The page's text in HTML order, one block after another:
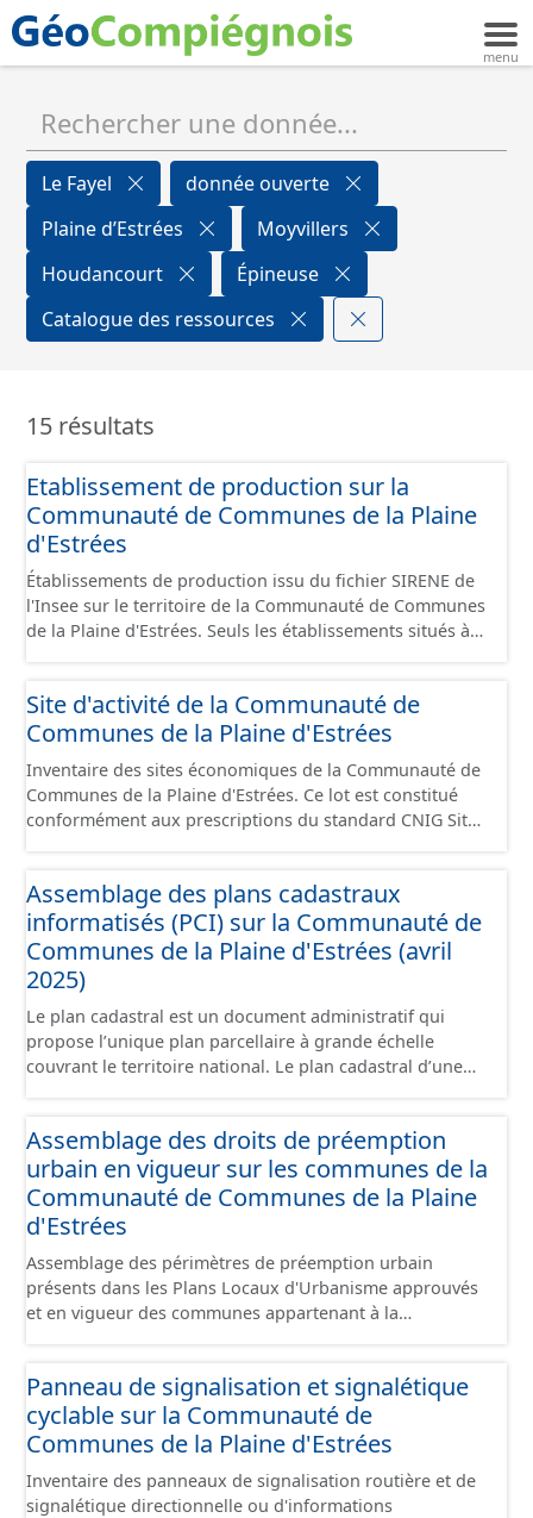
Le Fayel
donnée ouverte
Plaine d’Estrées
Moyvillers
Houdancourt
Épineuse
Catalogue des ressources
15 résultats
Etablissement de production sur la
Communauté de Communes de la Plaine
d'Estrées
Établissements de production issu du fichier SIRENE de
l'Insee sur le territoire de la Communauté de Communes
de la Plaine d'Estrées. Seuls les établissements situés à
conformément aux prescriptions du standard CNIG Sites
Économiques. Ce lot ne contient pas la référence aux
delà des prescriptions du CNIG se limitant aux SCI.
Site d'activité de la Communauté de
Communes de la Plaine d'Estrées
Inventaire des sites économiques de la Communauté de
Communes de la Plaine d'Estrées. Ce lot est constitué
conformément aux prescriptions du standard CNIG Sites
Assemblage des plans cadastraux
informatisés (PCI) sur la Communauté de
Communes de la Plaine d'Estrées (avril
2025)
Le plan cadastral est un document administratif qui
propose l’unique plan parcellaire à grande échelle
couvrant le territoire national. Le plan cadastral d’une
communément appelées « feuilles de plan ». La parcelle
est l’unité cadastrale de base. C’est un terrain d’un seul
tenant situé dans un même lieudit et appartenant à un
même propriétaire. Le plan cadastral au format vecteur
est issu majoritairement de numérisation du plan
cadastral papier ou raster réalisée dans le cadre de
conventions avec les collectivités territoriales. Les plans
cadastraux au format vecteur en France métropolitaine
données des feuilles de plan à la commune, elles même
regroupées à l'échelle de la Communauté de Communes
de la Plaine d'Estrées.
Assemblage des droits de préemption
urbain en vigueur sur les communes de la
Communauté de Communes de la Plaine
d'Estrées
Assemblage des périmètres de préemption urbain
présents dans les Plans Locaux d'Urbanisme approuvés
et en vigueur des communes appartenant à la
prescriptions nationales du CNIG. Malgré l'attention
portée à la création de ces données, il est rappelé que
seuls les documents papiers font foi et sont opposables
Panneau de signalisation et signalétique
cyclable sur la Communauté de
Communes de la Plaine d'Estrées
Inventaire des panneaux de signalisation routière et de
signalétique directionnelle ou d'informations